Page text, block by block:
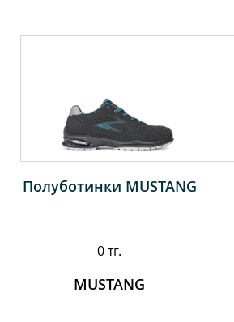
Полуботинки MUSTANG
0 тг.
MUSTANG